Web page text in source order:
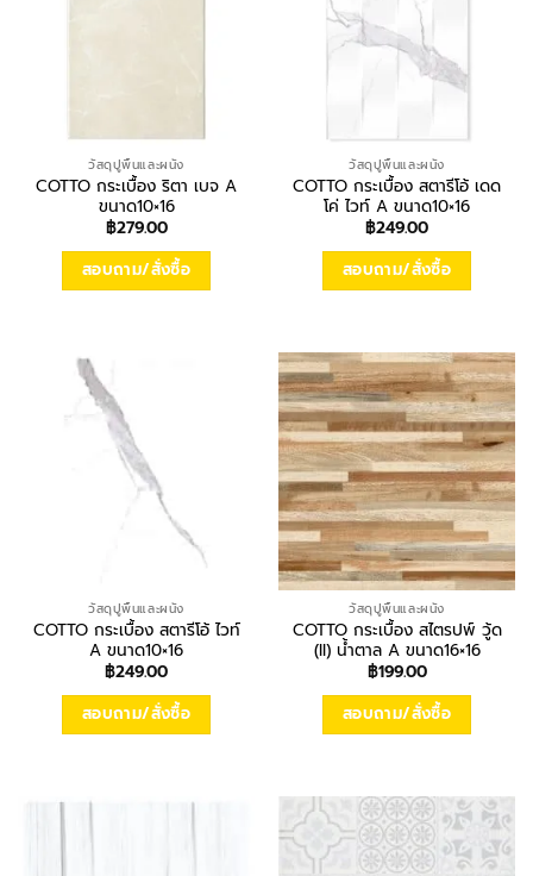
วัสดุปูพื้นและผนัง
COTTO กระเบื้อง ริตา เบจ A
ขนาด10×16
฿279.00
สอบถาม/สั่งซื้อ
วัสดุปูพื้นและผนัง
COTTO กระเบื้อง สตารีโอ้ เดด
โค่ ไวท์ A ขนาด10×16
฿249.00
สอบถาม/สั่งซื้อ
วัสดุปูพื้นและผนัง
COTTO กระเบื้อง สตารีโอ้ ไวท์
A ขนาด10×16
฿249.00
สอบถาม/สั่งซื้อ
วัสดุปูพื้นและผนัง
COTTO กระเบื้อง สไตรปพ์ วู้ด
(II) น้ำตาล A ขนาด16×16
฿199.00
สอบถาม/สั่งซื้อ